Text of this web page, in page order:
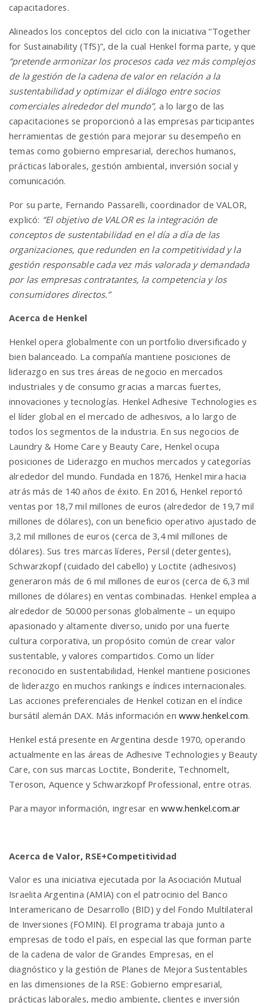
capacitadores.
Alineados los conceptos del ciclo con la iniciativa “Together
for Sustainability (TfS)”, de la cual Henkel forma parte, y que
“pretende armonizar los procesos cada vez más complejos
de la gestión de la cadena de valor en relación a la
sustentabilidad y optimizar el diálogo entre socios
comerciales alrededor del mundo”, a lo largo de las
capacitaciones se proporcionó a las empresas participantes
herramientas de gestión para mejorar su desempeño en
temas como gobierno empresarial, derechos humanos,
prácticas laborales, gestión ambiental, inversión social y
comunicación.
Por su parte, Fernando Passarelli, coordinador de VALOR,
explicó: “El objetivo de VALOR es la integración de
conceptos de sustentabilidad en el día a día de las
organizaciones, que redunden en la competitividad y la
gestión responsable cada vez más valorada y demandada
por las empresas contratantes, la competencia y los
consumidores directos.”
Acerca de Henkel
Henkel opera globalmente con un portfolio diversificado y
bien balanceado. La compañía mantiene posiciones de
liderazgo en sus tres áreas de negocio en mercados
industriales y de consumo gracias a marcas fuertes,
innovaciones y tecnologías. Henkel Adhesive Technologies es
el líder global en el mercado de adhesivos, a lo largo de
todos los segmentos de la industria. En sus negocios de
Laundry & Home Care y Beauty Care, Henkel ocupa
posiciones de Liderazgo en muchos mercados y categorías
alrededor del mundo. Fundada en 1876, Henkel mira hacia
atrás más de 140 años de éxito. En 2016, Henkel reportó
ventas por 18,7 mil millones de euros (alrededor de 19,7 mil
millones de dólares), con un beneficio operativo ajustado de
3,2 mil millones de euros (cerca de 3,4 mil millones de
dólares). Sus tres marcas líderes, Persil (detergentes),
Schwarzkopf (cuidado del cabello) y Loctite (adhesivos)
generaron más de 6 mil millones de euros (cerca de 6,3 mil
millones de dólares) en ventas combinadas. Henkel emplea a
alrededor de 50.000 personas globalmente – un equipo
apasionado y altamente diverso, unido por una fuerte
cultura corporativa, un propósito común de crear valor
sustentable, y valores compartidos. Como un líder
reconocido en sustentabilidad, Henkel mantiene posiciones
de liderazgo en muchos rankings e índices internacionales.
Las acciones preferenciales de Henkel cotizan en el índice
bursátil alemán DAX. Más información en www.henkel.com.
Henkel está presente en Argentina desde 1970, operando
actualmente en las áreas de Adhesive Technologies y Beauty
Care, con sus marcas Loctite, Bonderite, Technomelt,
Teroson, Aquence y Schwarzkopf Professional, entre otras.
Para mayor información, ingresar enwww.henkel.com.ar
Acerca de Valor, RSE+Competitividad
Valor es una iniciativa ejecutada por la Asociación Mutual
Israelita Argentina (AMIA) con el patrocinio del Banco
Interamericano de Desarrollo (BID) y del Fondo Multilateral
de Inversiones (FOMIN). El programa trabaja junto a
empresas de todo el país, en especial las que forman parte
de la cadena de valor de Grandes Empresas, en el
diagnóstico y la gestión de Planes de Mejora Sustentables
en las dimensiones de la RSE: Gobierno empresarial,
prácticas laborales, medio ambiente, clientes e inversión